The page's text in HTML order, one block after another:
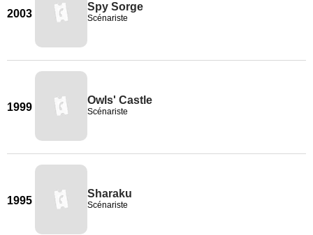
2003
Spy Sorge
Scénariste
1999
Owls' Castle
Scénariste
1995
Sharaku
Scénariste